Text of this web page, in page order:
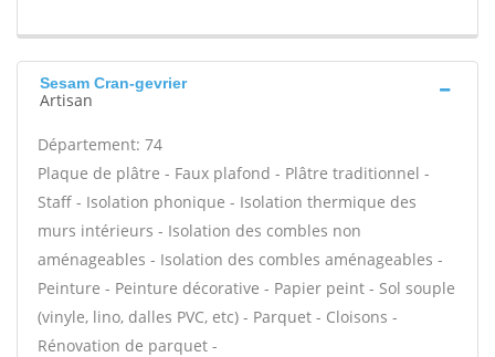
Sesam Cran-gevrier
Artisan
Département: 74
Plaque de plâtre - Faux plafond - Plâtre traditionnel -
Staff - Isolation phonique - Isolation thermique des
murs intérieurs - Isolation des combles non
aménageables - Isolation des combles aménageables -
Peinture - Peinture décorative - Papier peint - Sol souple
(vinyle, lino, dalles PVC, etc) - Parquet - Cloisons -
Rénovation de parquet -